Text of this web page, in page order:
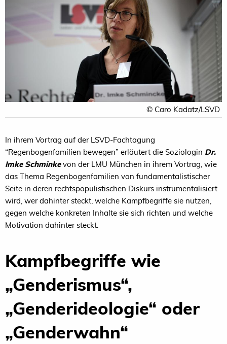
© Caro Kadatz/LSVD
In ihrem Vortrag auf der LSVD-Fachtagung
“Regenbogenfamilien bewegen” erläutert die Soziologin Dr.
Imke Schminkevon der LMU München in ihrem Vortrag, wie
das Thema Regenbogenfamilien von fundamentalistischer
Seite in deren rechtspopulistischen Diskurs instrumentalisiert
wird, wer dahinter steckt, welche Kampfbegriffe sie nutzen,
gegen welche konkreten Inhalte sie sich richten und welche
Motivation dahinter steckt.
Kampfbegriffe wie
„Genderismus“,
„Genderideologie“ oder
„Genderwahn“